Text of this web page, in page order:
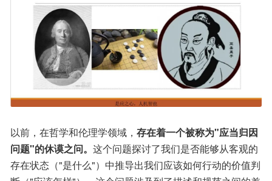
以前，在哲学和伦理学领域， 存在着一个被称为"应当归因
问题"的休谟之问。 这个问题探讨了我们是否能够从客观的
存在状态（"是什么"）中推导出我们应该如何行动的价值判